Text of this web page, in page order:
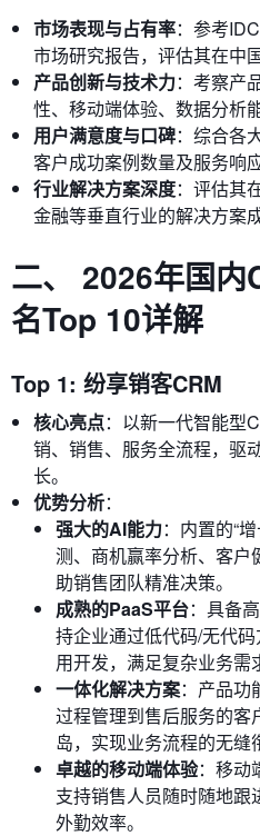
市场表现与占有率：参考
市场研究报告，评估其在中
产品创新与技术力：考察产
性、移动端体验、数据分析
用户满意度与口碑：综合各
客户成功案例数量及服务响
行业解决方案深度：评估其
金融等垂直行业的解决方案
二、 2026年国内
名Top 10详解
Top 1: 纷享销客CRM
核心亮点：以新一代智能型
销、销售、服务全流程，驱
长。
优势分析：
强大的AI能力：内置的“
测、商机赢率分析、客户
助销售团队精准决策。
成熟的PaaS平台：具备
持企业通过低代码/无代
用开发，满足复杂业务需
一体化解决方案：产品功
过程管理到售后服务的客
岛，实现业务流程的无缝
卓越的移动端体验：移动
支持销售人员随时随地
外勤效率。